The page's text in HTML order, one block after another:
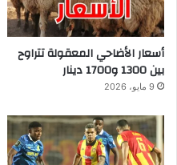
أسعار الأضاحي المعقولة تتراوح
بين 1300 و1700 دينار
9 مايو، 2026